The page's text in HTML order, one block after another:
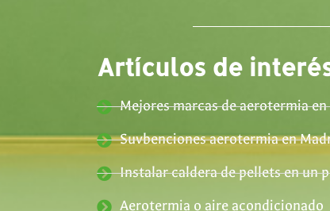
Artículos de
Mejores marcas de aerotermia en
Suvbenciones aerotermia en
Instalar caldera de pellets en un
Aerotermia o aire acondicionado